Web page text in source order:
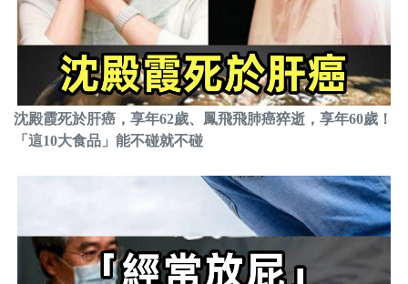
沈殿霞死於肝癌，享年62歲、鳳飛飛肺癌猝逝，享年60歲！
「這10大食品」能不碰就不碰